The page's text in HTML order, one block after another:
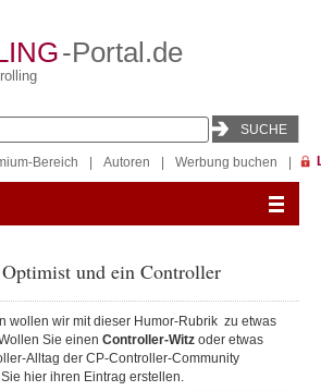
-Portal.de
Bereich Autoren Werbung buchen
und ein Controller
wollen wir mit dieser Humor-Rubrik zu etwas
Sie einen Controller-Witz oder etwas
Alltag der CP-Controller-Community
hier ihren Eintrag erstellen.